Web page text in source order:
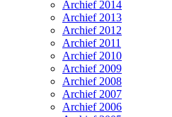
Archief 2014
Archief 2013
Archief 2012
Archief 2011
Archief 2010
Archief 2009
Archief 2008
Archief 2007
Archief 2006